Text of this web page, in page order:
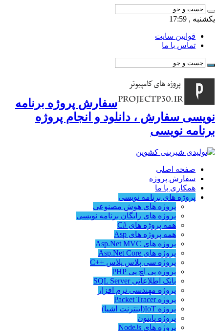
یکشنبه , 17:59
قوانین سایت
تماس با ما
سفارش پروژه برنامه
نویسی سفارش ، دانلود و انجام پروژه
برنامه نویسی
صفحه اصلی
سفارش پروژه
همکاری با ما
پروژه های برنامه نویسی
پروژه های هوش مصنوعی
پروژه های رایگان برنامه نویسی
همه پروژه های #C
همه پروژه های Asp
پروژه های Asp.Net MVC
پروژه های Asp.Net Core
پروژه سی پلاس پلاس ++C
پروژه پی اچ پی PHP
بانک اطلاعاتی SQL Server
پروژه مهندسی نرم افزار
پروژه Packet Tracer
پروژه IoT(اینترنت اشیا)
پروژه پایتون
پروژه های NodeJs